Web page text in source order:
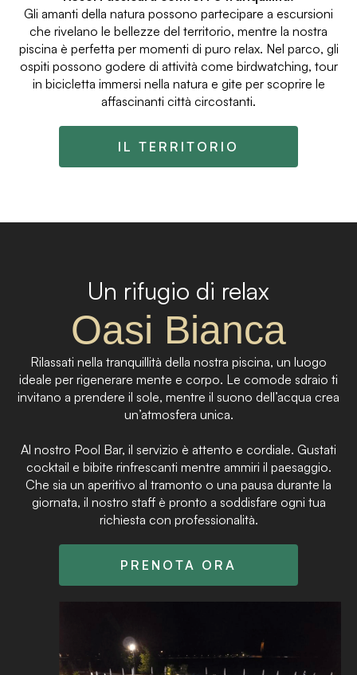
Gli amanti della natura possono partecipare a escursioni
che rivelano le bellezze del territorio, mentre la nostra
piscina è perfetta per momenti di puro relax. Nel parco, gli
ospiti possono godere di attività come birdwatching, tour
in bicicletta immersi nella natura e gite per scoprire le
affascinanti città circostanti.
IL TERRITORIO
Un rifugio di relax
Oasi Bianca
Rilassati nella tranquillità della nostra piscina, un luogo
ideale per rigenerare mente e corpo. Le comode sdraio ti
invitano a prendere il sole, mentre il suono dell’acqua crea
un’atmosfera unica.
Al nostro Pool Bar, il servizio è attento e cordiale. Gustati
cocktail e bibite rinfrescanti mentre ammiri il paesaggio.
Che sia un aperitivo al tramonto o una pausa durante la
giornata, il nostro staff è pronto a soddisfare ogni tua
richiesta con professionalità.
PRENOTA ORA